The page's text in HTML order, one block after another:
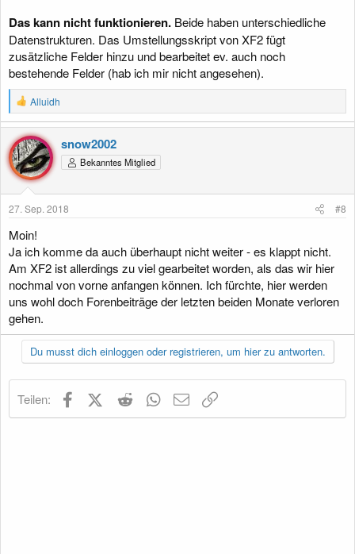
Das kann nicht funktionieren. Beide haben unterschiedliche
Datenstrukturen. Das Umstellungsskript von XF2 fügt
zusätzliche Felder hinzu und bearbeitet ev. auch noch
bestehende Felder (hab ich mir nicht angesehen).
R
e
a
k
t
i
o
n
n
Alluidh
snow2002
Bekanntes Mitglied
27. Sep. 2018 #8
Moin!
Ja ich komme da auch überhaupt nicht weiter - es klappt nicht.
Am XF2 ist allerdings zu viel gearbeitet worden, als das wir hier
nochmal von vorne anfangen können. Ich fürchte, hier werden
uns wohl doch Forenbeiträge der letzten beiden Monate verloren
gehen.
Du musst dich einloggen oder registrieren, um hier zu antworten.
Teilen: FacebookX (Twitter)
Reddit WhatsApp
E-Mail